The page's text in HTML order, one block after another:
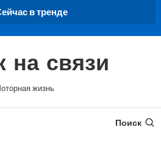
в тренде
на связи
жизнь
Поиск